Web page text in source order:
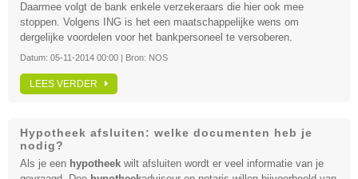
Daarmee volgt de bank enkele verzekeraars die hier ook mee
stoppen. Volgens ING is het een maatschappelijke wens om
dergelijke voordelen voor het bankpersoneel te versoberen.
Datum: 05-11-2014 00:00 | Bron: NOS
LEES VERDER
Hypotheek afsluiten: welke documenten heb je
nodig?
Als je een hypotheek wilt afsluiten wordt er veel informatie van je